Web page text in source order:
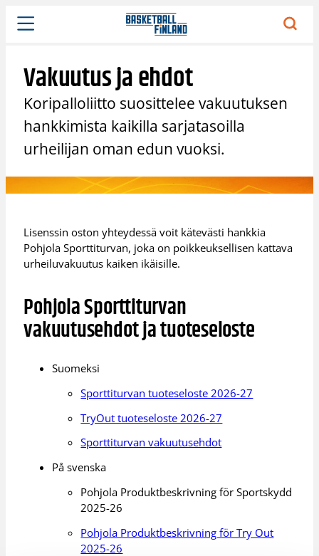
Siirry
sisältöön
Vakuutus ja ehdot
Koripalloliitto suosittelee vakuutuksen
hankkimista kaikilla sarjatasoilla
urheilijan oman edun vuoksi.
Lisenssin oston yhteydessä voit kätevästi hankkia
Pohjola Sporttiturvan, joka on poikkeuksellisen kattava
urheiluvakuutus kaiken ikäisille.
Pohjola Sporttiturvan
vakuutusehdot ja tuoteseloste
Suomeksi
Sporttiturvan tuoteseloste 2026-27
TryOut tuoteseloste 2026-27
Sporttiturvan vakuutusehdot
På svenska
Pohjola Produktbeskrivning för Sportskydd
2025-26
Pohjola Produktbeskrivning för Try Out
2025-26